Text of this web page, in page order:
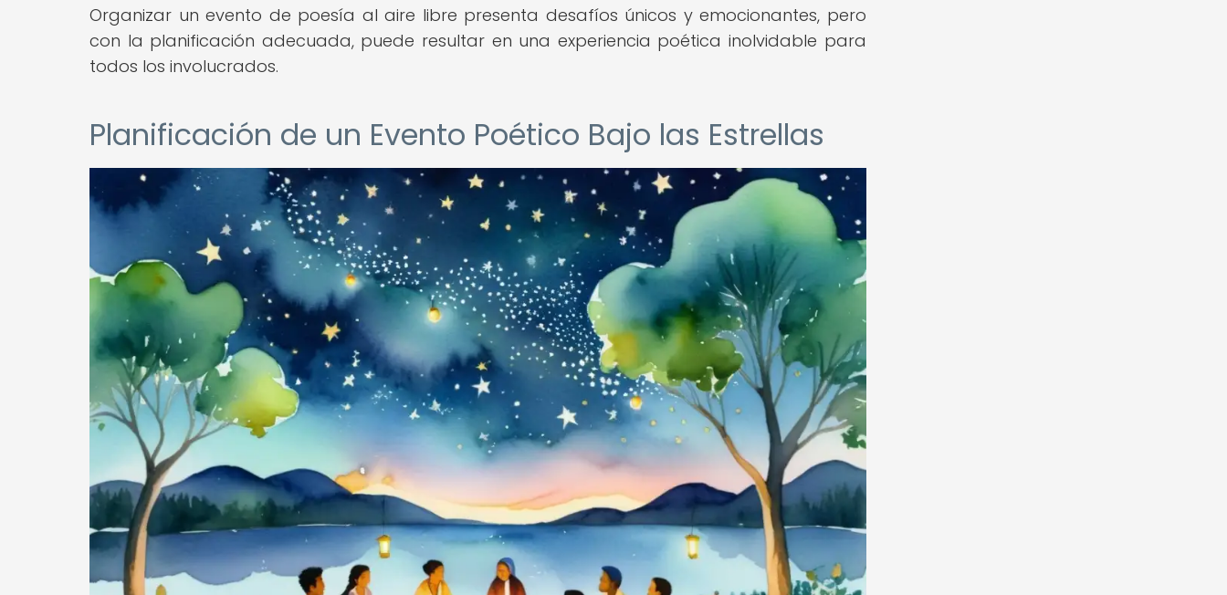
Organizar un evento de poesía al aire libre presenta desafíos únicos y emocionantes, pero
con la planificación adecuada, puede resultar en una experiencia poética inolvidable para
todos los involucrados.
Planificación de un Evento Poético Bajo las Estrellas